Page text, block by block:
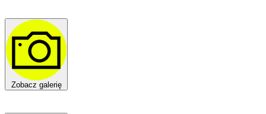
Zobacz galerię